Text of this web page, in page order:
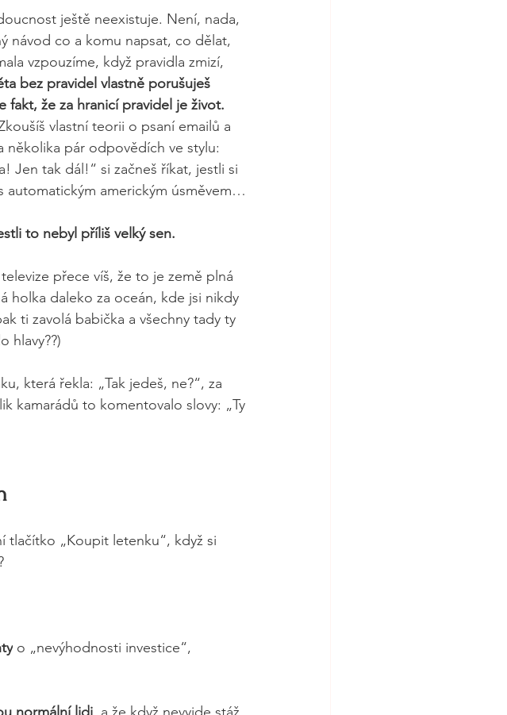
ještě neexistuje. Není, nada,
návod co a komu napsat, co dělat,
vzpouzíme, když pravidla zmizí,
bez pravidel vlastně porušuješ
fakt, že za hranicí pravidel je život.
vlastní teorii o psaní emailů a
několika pár odpovědích ve stylu:
Jen tak dál!“ si začneš říkat, jestli si
automatickým americkým úsměvem…
to nebyl příliš velký sen.
přece víš, že to je země plná
holka daleko za oceán, kde jsi nikdy
ti zavolá babička a všechny tady ty
hlavy??)
která řekla: „Tak jedeš, ne?“, za
kamarádů to komentovalo slovy: „Ty
tlačítko „Koupit letenku“, když si
o „nevýhodnosti investice“,